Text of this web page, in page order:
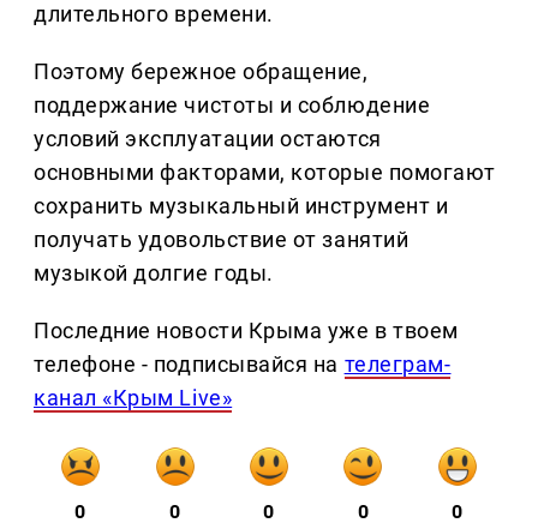
длительного времени.
Поэтому бережное обращение,
поддержание чистоты и соблюдение
условий эксплуатации остаются
основными факторами, которые помогают
сохранить музыкальный инструмент и
получать удовольствие от занятий
музыкой долгие годы.
Последние новости Крыма уже в твоем
телефоне - подписывайся на телеграм-
канал «Крым Live»
0 0 0 0 0